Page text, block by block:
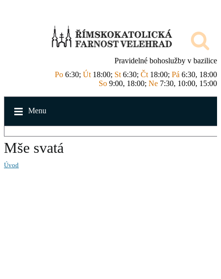
Pravidelné bohoslužby v bazilice
Po 6:30; Út 18:00; St 6:30; Čt 18:00; Pá 6:30, 18:00
So 9:00, 18:00; Ne 7:30, 10:00, 15:00
Menu
Mše svatá
Úvod